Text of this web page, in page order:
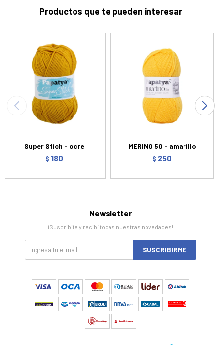
Productos que te pueden interesar
Super Stich - ocre
$ 180
MERINO 50 - amarillo
$ 250
Newsletter
¡Suscribite y recibí todas nuestras novedades!
SUSCRIBIRME